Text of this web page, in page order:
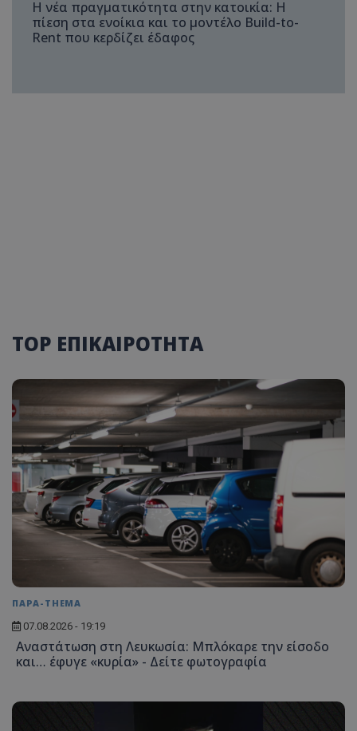
Η νέα πραγματικότητα στην κατοικία: Η
πίεση στα ενοίκια και το μοντέλο Build-to-
Rent που κερδίζει έδαφος
TOP ΕΠΙΚΑΙΡΟΤΗΤΑ
ΠΑΡΑ-THEMA
07.08.2026 - 19:19
Αναστάτωση στη Λευκωσία: Μπλόκαρε την είσοδο
και… έφυγε «κυρία» - Δείτε φωτογραφία